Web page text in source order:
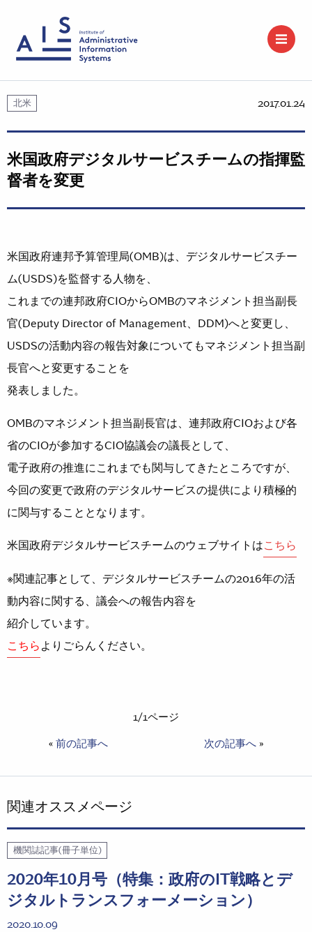
北米 2017.01.24
米国政府デジタルサービスチームの指揮監
督者を変更
米国政府連邦予算管理局(OMB)は、デジタルサービスチー
ム(USDS)を監督する人物を、
これまでの連邦政府CIOからOMBのマネジメント担当副長
官(Deputy Director of Management、DDM)へと変更し、
USDSの活動内容の報告対象についてもマネジメント担当副
長官へと変更することを
発表しました。
OMBのマネジメント担当副長官は、連邦政府CIOおよび各
省のCIOが参加するCIO協議会の議長として、
電子政府の推進にこれまでも関与してきたところですが、
今回の変更で政府のデジタルサービスの提供により積極的
に関与することとなります。
米国政府デジタルサービスチームのウェブサイトはこちら
※関連記事として、デジタルサービスチームの2016年の活
動内容に関する、議会への報告内容を
紹介しています。
こちら よりごらんください。
1/1ページ
« 前の記事へ 次の記事へ »
関連オススメページ
機関誌記事(冊子単位)
2020年10月号（特集：政府のIT戦略とデ
ジタルトランスフォーメーション）
2020.10.09